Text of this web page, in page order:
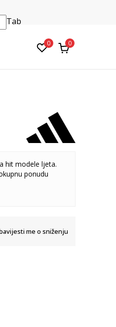
po vašem
Tab
0 0
hit modele ljeta.
ponudu
me o sniženju